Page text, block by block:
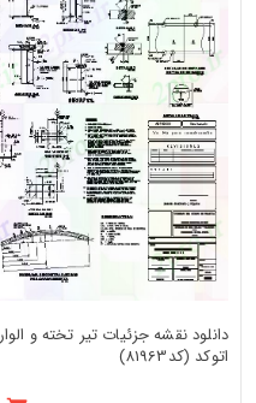
دانلود نقشه جزئیات تیر تخته و
اتوکد (کد81963)